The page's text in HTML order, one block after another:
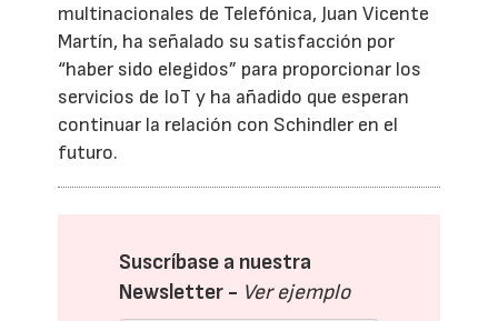
multinacionales de Telefónica, Juan Vicente
Martín, ha señalado su satisfacción por
“haber sido elegidos” para proporcionar los
servicios de IoT y ha añadido que esperan
continuar la relación con Schindler en el
futuro.
Suscríbase a nuestra
Newsletter - Ver ejemplo